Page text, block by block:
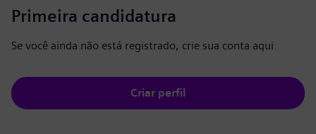
Primeira candidatura
Se você ainda não está registrado, crie sua conta aqui.
Criar perfil